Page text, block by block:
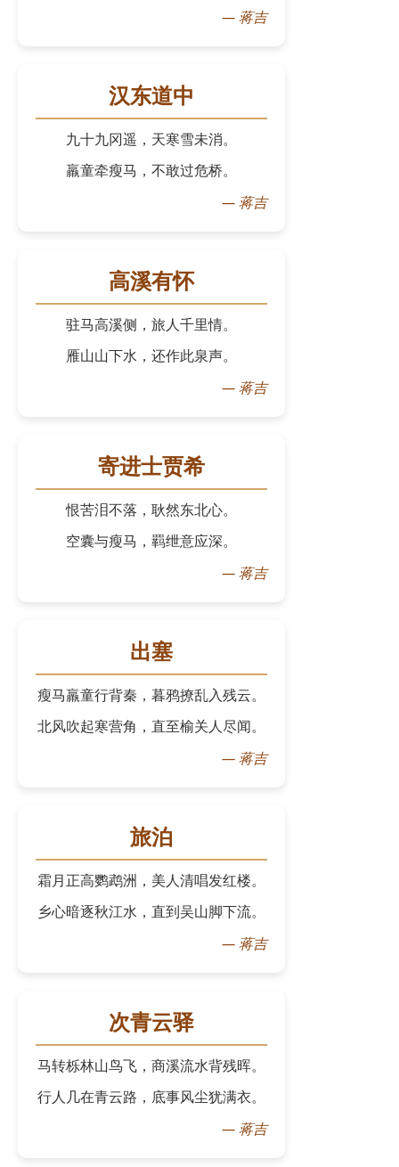
—蒋吉
汉东道中
九十九冈遥，天寒雪未消。
羸童牵瘦马，不敢过危桥。
—蒋吉
高溪有怀
驻马高溪侧，旅人千里情。
雁山山下水，还作此泉声。
—蒋吉
寄进士贾希
恨苦泪不落，耿然东北心。
空囊与瘦马，羁绁意应深。
—蒋吉
出塞
瘦马羸童行背秦，暮鸦撩乱入残云。
北风吹起寒营角，直至榆关人尽闻。
—蒋吉
旅泊
霜月正高鹦鹉洲，美人清唱发红楼。
乡心暗逐秋江水，直到吴山脚下流。
—蒋吉
次青云驿
马转栎林山鸟飞，商溪流水背残晖。
行人几在青云路，底事风尘犹满衣。
—蒋吉